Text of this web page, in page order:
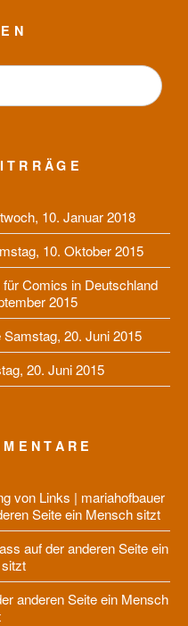
10. Januar 2018
10. Oktober 2015
Comics in Deutschland
2015
Samstag, 20. Juni 2015
20. Juni 2015
von Links | mariahofbauer
Seite ein Mensch sitzt
auf der anderen Seite ein
anderen Seite ein Mensch